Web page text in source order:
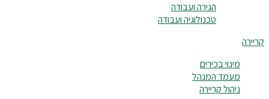
הגירה ועבודה
טכנולוגיה ועבודה
קריירה
מינוי בכירים
מעמד המנהל
ניהול קריירה